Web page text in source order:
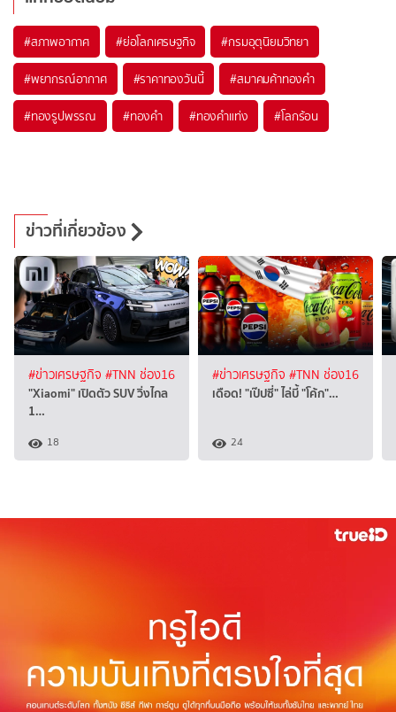
#สภาพอากาศ #ย่อโลกเศรษฐกิจ #กรมอุตุนิยมวิทยา
#พยากรณ์อากาศ #ราคาทองวันนี้ #สมาคมค้าทองคำ
#ทองรูปพรรณ #ทองคำ #ทองคำแท่ง #โลกร้อน
ข่าวที่เกี่ยวข้อง
#ข่าวเศรษฐกิจ #TNN ช่อง16
"Xiaomi" เปิดตัว SUV วิ่งไกล
1…
18
#ข่าวเศรษฐกิจ #TNN ช่อง16
เดือด! "เป๊ปซี่" ไล่บี้ "โค้ก"…
24